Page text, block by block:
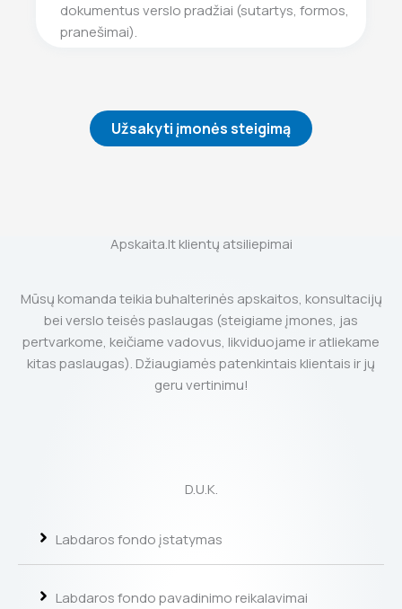
dokumentus verslo pradžiai (sutartys, formos,
pranešimai).
Užsakyti įmonės steigimą
Apskaita.lt klientų atsiliepimai
Mūsų komanda teikia buhalterinės apskaitos, konsultacijų
bei verslo teisės paslaugas (steigiame įmones, jas
pertvarkome, keičiame vadovus, likviduojame ir atliekame
kitas paslaugas). Džiaugiamės patenkintais klientais ir jų
geru vertinimu!
D.U.K.
Labdaros fondo įstatymas
Labdaros fondo pavadinimo reikalavimai